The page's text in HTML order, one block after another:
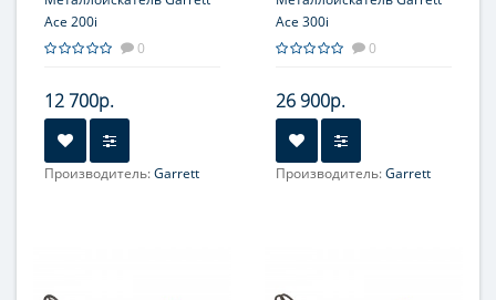
Ace 200i
0
12 700р.
Производитель:Garrett
Ace 300i
0
26 900р.
Производитель:Garrett